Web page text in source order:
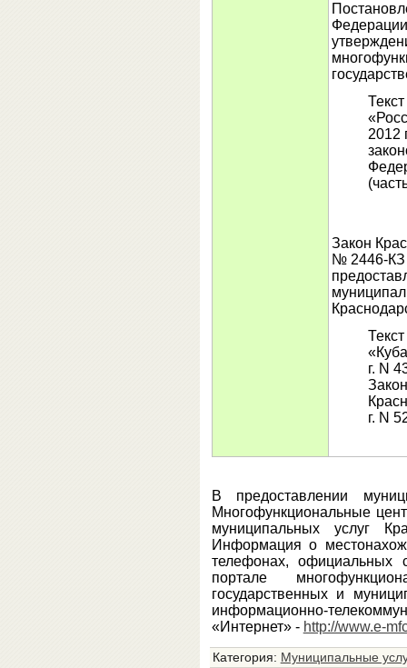
2012
Закон
№ 2446-КЗ
г. N
г. N
В предоставлении
Многофункциональные
муниципальных услуг
Информация о
телефонах,
портале
государственных и
информационно-
«Интернет» - http://www.e-
Категория: Муниципальные